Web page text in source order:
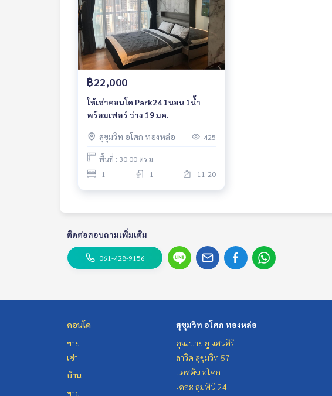
฿22,000
ให้เช่าคอนโด Park24 1นอน 1น้ำ
พร้อมเฟอร์ ว่าง 19 มค.
สุขุมวิท อโศก ทองหล่อ 425
พื้นที่ : 30.00 ตร.ม.
1
1 11-20
ติดต่อสอบถามเพิ่มเติม
061-428-9156
คอนโด
ขาย
เช่า
บ้าน
ขาย
สุขุมวิท อโศก ทองหล่อ
คุณ บาย ยู แสนสิริ
ลาวิค สุขุมวิท 57
แอชตัน อโศก
เดอะ ลุมพินี 24